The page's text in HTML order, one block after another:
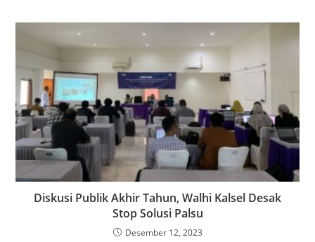
Diskusi Publik Akhir Tahun, Walhi Kalsel Desak
Stop Solusi Palsu
Desember 12, 2023